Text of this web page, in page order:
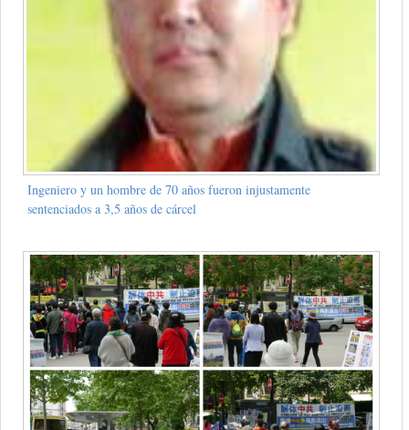
Ingeniero y un hombre de 70 años fueron injustamente
sentenciados a 3,5 años de cárcel